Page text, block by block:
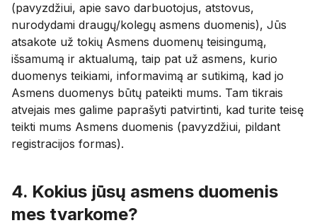
(pavyzdžiui, apie savo darbuotojus, atstovus,
nurodydami draugų/kolegų asmens duomenis), Jūs
atsakote už tokių Asmens duomenų teisingumą,
išsamumą ir aktualumą, taip pat už asmens, kurio
duomenys teikiami, informavimą ar sutikimą, kad jo
Asmens duomenys būtų pateikti mums. Tam tikrais
atvejais mes galime paprašyti patvirtinti, kad turite teisę
teikti mums Asmens duomenis (pavyzdžiui, pildant
registracijos formas).
4. Kokius jūsų asmens duomenis
mes tvarkome?